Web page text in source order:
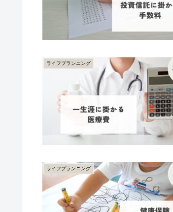
ライフプランニング
ライフプランニング